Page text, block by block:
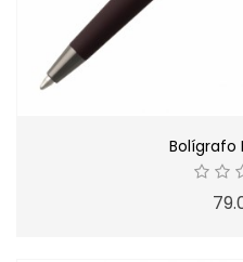
Bolígrafo